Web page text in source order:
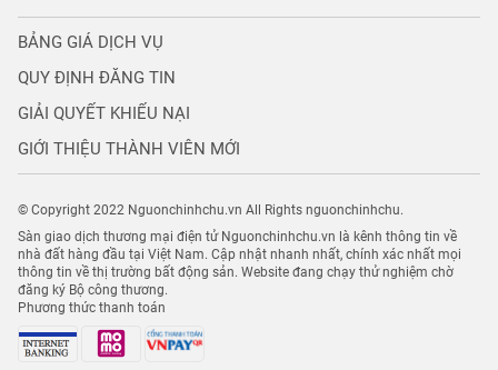
BẢNG GIÁ DỊCH VỤ
QUY ĐỊNH ĐĂNG TIN
GIẢI QUYẾT KHIẾU NẠI
GIỚI THIỆU THÀNH VIÊN MỚI
© Copyright 2022 Nguonchinhchu.vn All Rights nguonchinhchu.
Sàn giao dịch thương mại điện tử Nguonchinhchu.vn là kênh thông tin về
nhà đất hàng đầu tại Việt Nam. Cập nhật nhanh nhất, chính xác nhất mọi
thông tin về thị trường bất động sản. Website đang chạy thử nghiệm chờ
đăng ký Bộ công thương.
Phương thức thanh toán